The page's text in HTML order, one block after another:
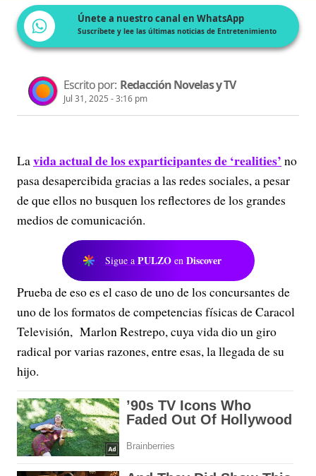
Únete a nuestro canal en WhatsApp
Suscríbete y lee las últimas noticias de Entretenimiento
Escrito por: Redacción Novelas y TV
Jul 31, 2025 - 3:16 pm
Lavida actual de los exparticipantes de ‘realities’ no
pasa desapercibida gracias a las redes sociales, a pesar
de que ellos no busquen los reflectores de los grandes
medios de comunicación.
Sigue a PULZO en Discover
Prueba de eso es el caso de uno de los concursantes de
uno de los formatos de competencias físicas de Caracol
Televisión, Marlon Restrepo, cuya vida dio un giro
radical por varias razones, entre esas, la llegada de su
hijo.